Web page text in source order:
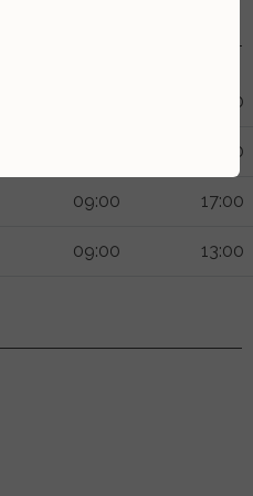
17:00
21:30
09:00 17:00
09:00 13:00